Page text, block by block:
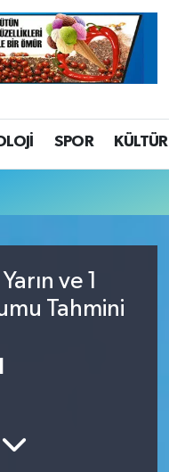
SPOR KÜLTÜR
ve 1
Tahmini
Fikstür